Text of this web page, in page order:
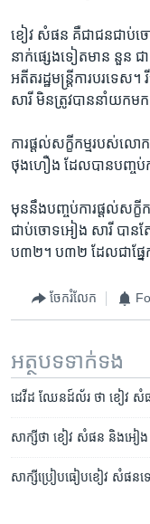
ខៀវ សំផន ​គឺ​ជា​ជនជាប់ច
នាក់​ផ្សេង​ទៀត​មាន​ នួន ជ
អតីត​រដ្ឋមន្ដ្រី​ការបរទេ
សារី ​មិនត្រូវ​បាននាំ​យក​
ការផ្តល់​សក្ខីកម្ម​របស់​ល
ថុងហឿង ​ដែល​បាន​បញ្ចប់​ក
មុន​នឹង​បញ្ចប់​ការ​ផ្តល់​សក្
ជាប់ចោទ​អៀង សារី ​បាន​
ប៣២។ ប៣២ ដែល​ជា​ផ្ន
ចែករំលែក
អត្ថបទ​ទាក់ទង
ដេវីដ ឈែនដ៍ល័រ ថា ខៀវ សំ
សាក្សីថា ខៀវ សំផន និង​អៀង សា
សាក្សី​ប្រៀប​ធៀប​ខៀវ សំផន​ទ